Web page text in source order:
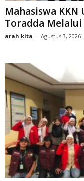
Mahasiswa KKN
Toradda Melalui
arah kita - Agustus 3, 2026